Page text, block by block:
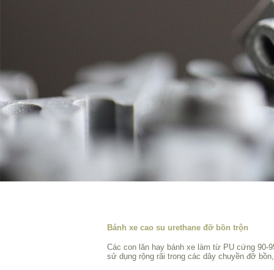
Bánh xe cao su urethane đỡ bồn trộn
Các con lăn hay bánh xe làm từ PU cứng 90-
sử dụng rộng rãi trong các dây chuyền đỡ